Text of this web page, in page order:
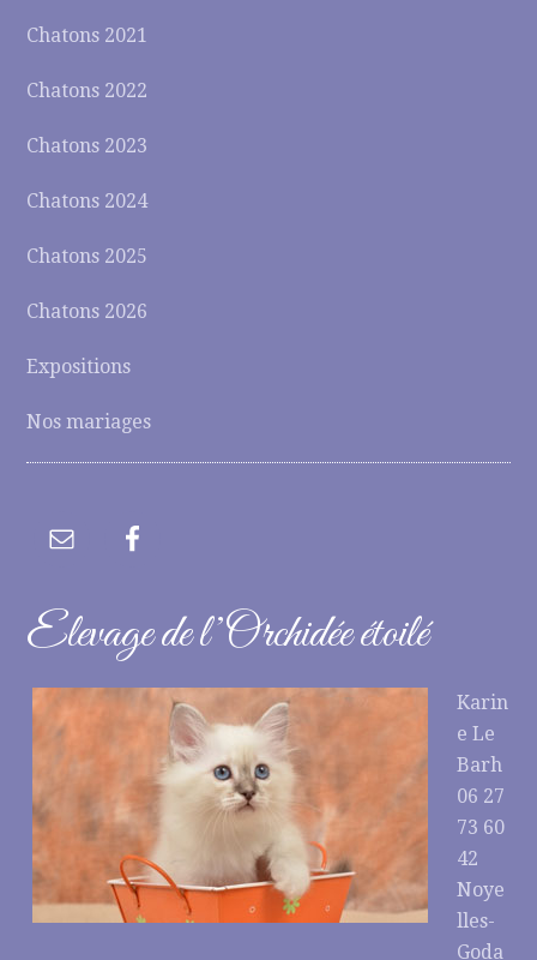
Chatons 2021
Chatons 2022
Chatons 2023
Chatons 2024
Chatons 2025
Chatons 2026
Expositions
Nos mariages
Elevage de l’Orchidée étoilé
Karin
e Le
Barh
06 27
73 60
42
Noye
lles-
Goda